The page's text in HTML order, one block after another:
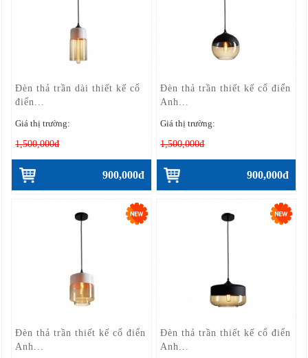
Đèn thả trần dài thiết kế cổ
điển...
Giá thị trường:
1,500,000đ
900,000đ
Đèn thả trần thiết kế cổ điển
Anh...
Giá thị trường:
1,500,000đ
900,000đ
Đèn thả trần thiết kế cổ điển
Anh...
Đèn thả trần thiết kế cổ điển
Anh...